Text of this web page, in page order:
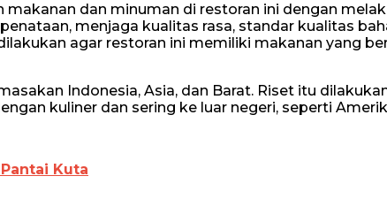
dan minuman di restoran ini dengan
menjaga kualitas rasa, standar kualitas
agar restoran ini memiliki makanan yang
Indonesia, Asia, dan Barat. Riset itu
kuliner dan sering ke luar negeri, seperti
Kuta